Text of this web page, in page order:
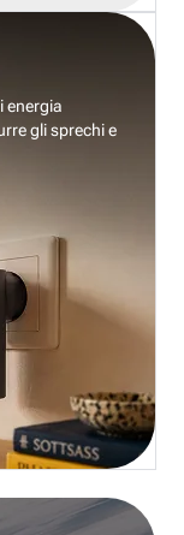
energia
gli sprechi e